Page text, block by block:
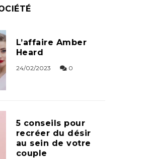
L’affaire Amber
Heard
24/02/2023 0
5 conseils pour
recréer du désir
au sein de votre
couple